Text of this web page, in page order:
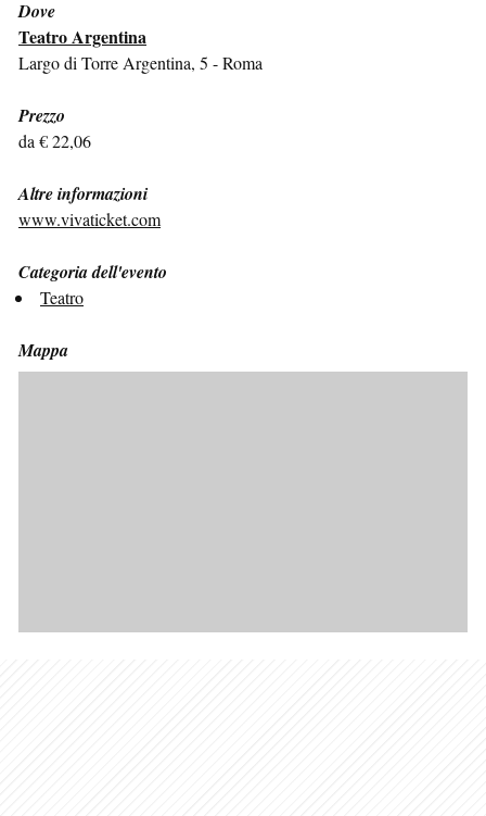
Dove
Teatro Argentina
Largo di Torre Argentina, 5 - Roma
Prezzo
da € 22,06
Altre informazioni
www.vivaticket.com
Categoria dell'evento
Teatro
Mappa